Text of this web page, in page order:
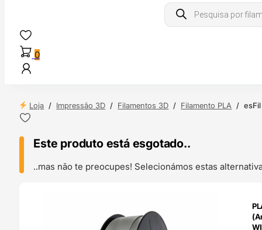
Products
search
0
Loja / Impressão 3D / Filamentos 3D / Filamento PLA / esFil
Este produto está esgotado..
..mas não te preocupes! Selecionámos estas